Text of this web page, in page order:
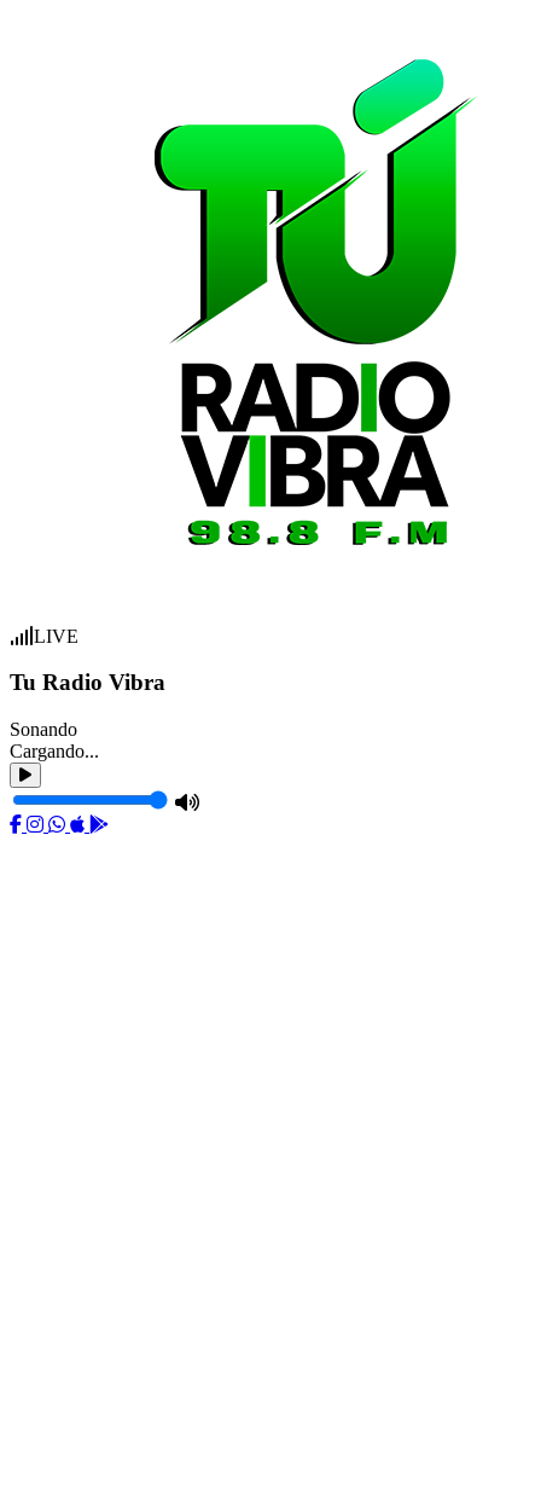
LIVE
Tu Radio Vibra
Sonando
Cargando...